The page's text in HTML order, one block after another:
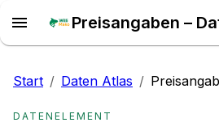
Preisangaben –
Start / Daten Atlas /
DATENELEMENT